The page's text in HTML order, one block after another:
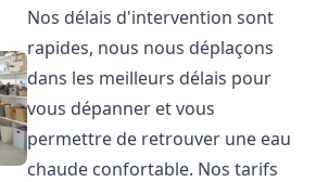
Nos délais d'intervention sont
rapides, nous nous déplaçons
dans les meilleurs délais pour
vous dépanner et vous
permettre de retrouver une eau
chaude confortable. Nos tarifs